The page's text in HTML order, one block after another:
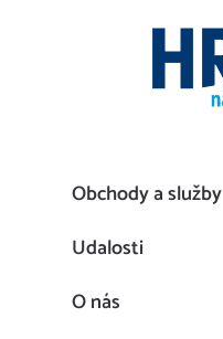
Obchody a služby
Udalosti
O nás